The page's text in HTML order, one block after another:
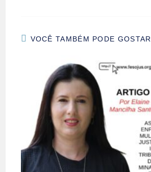
VOCÊ TAMBÉM PODE GOSTAR